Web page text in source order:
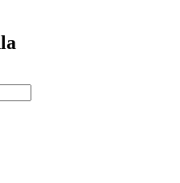
slash